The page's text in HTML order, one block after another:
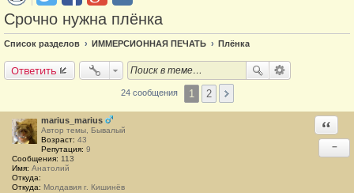
Срочно нужна плёнка
Список разделов ИММЕРСИОННАЯ ПЕЧАТЬ Плёнка
Ответить
24 сообщения 1 2
marius_marius
Автор темы, Бывалый
Возраст: 43
Репутация: 9
Сообщения: 113
Имя: Анатолий
Откуда:
Откуда: Молдавия г. Кишинёв
−